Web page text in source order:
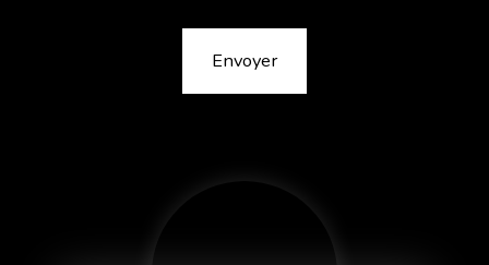
Envoyer